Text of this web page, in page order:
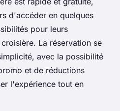
d'accéder en quelques
pour leurs
La réservation se
avec la possibilité
et de réductions
l'expérience tout en